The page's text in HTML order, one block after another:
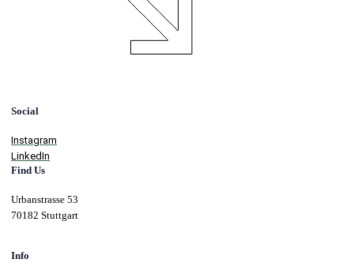
Social
Instagram
LinkedIn
Find Us
Urbanstrasse 53
70182 Stuttgart
Info